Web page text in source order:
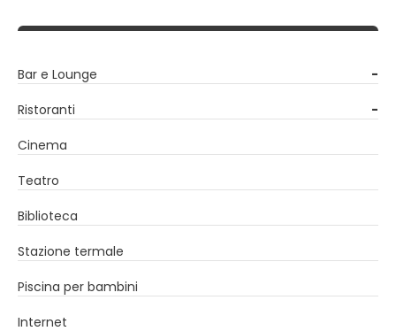
Bar e Lounge
-
Ristoranti
-
Cinema
Teatro
Biblioteca
Stazione termale
Piscina per bambini
Internet